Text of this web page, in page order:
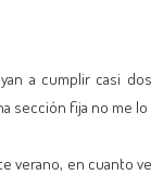
a cumplir casi
sección fija no me
en cuanto